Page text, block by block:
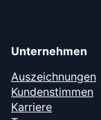
Unternehmen
Auszeichnungen
Kundenstimmen
Karriere